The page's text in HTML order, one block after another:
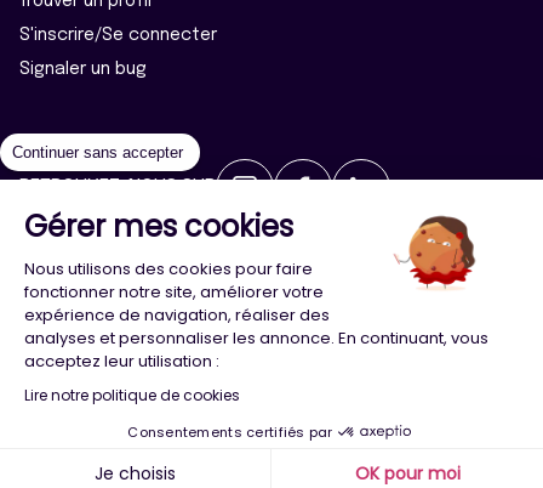
S'inscrire/Se connecter
Signaler un bug
2026 ©Majeur·e·s - Tous droits réservés
Politique de confidentialité
Cookies
Conception Agence Adeliom
Continuer sans accepter
Gérer mes cookies
Nous utilisons des cookies pour faire
fonctionner notre site, améliorer votre
expérience de navigation, réaliser des
analyses et personnaliser les annonce. En continuant, vous
acceptez leur utilisation :
Lire notre politique de cookies
Consentements certifiés par
Je choisis OK pour moi